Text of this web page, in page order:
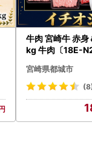
牛肉 宮崎牛 赤身＆霜降り 1
kg 牛肉〔18E-
宮崎県都城市